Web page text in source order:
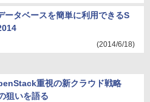
ータベースを簡単に利用できるS
(2014/6/18)
重視の新クラウド戦略
狙いを語る